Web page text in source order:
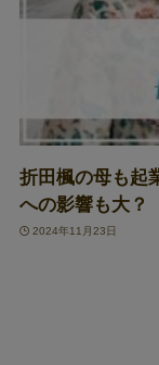
折田楓の母も起
への影響も大？
2024年11月23日